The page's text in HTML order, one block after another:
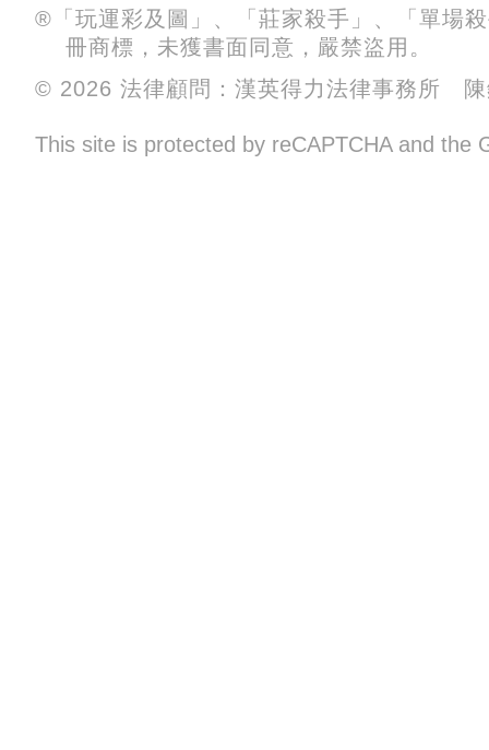
®「玩運彩及圖」、「莊家殺手」、「單場
冊商標，未獲書面同意，嚴禁盜用。
© 2026 法律顧問：漢英得力法律事務所 陳
This site is protected by reCAPTCHA and the